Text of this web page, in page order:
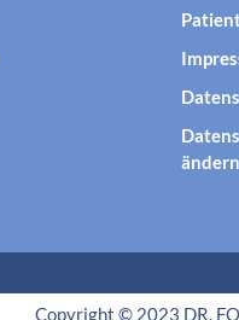
ändern
Copyright © 2023 DR.